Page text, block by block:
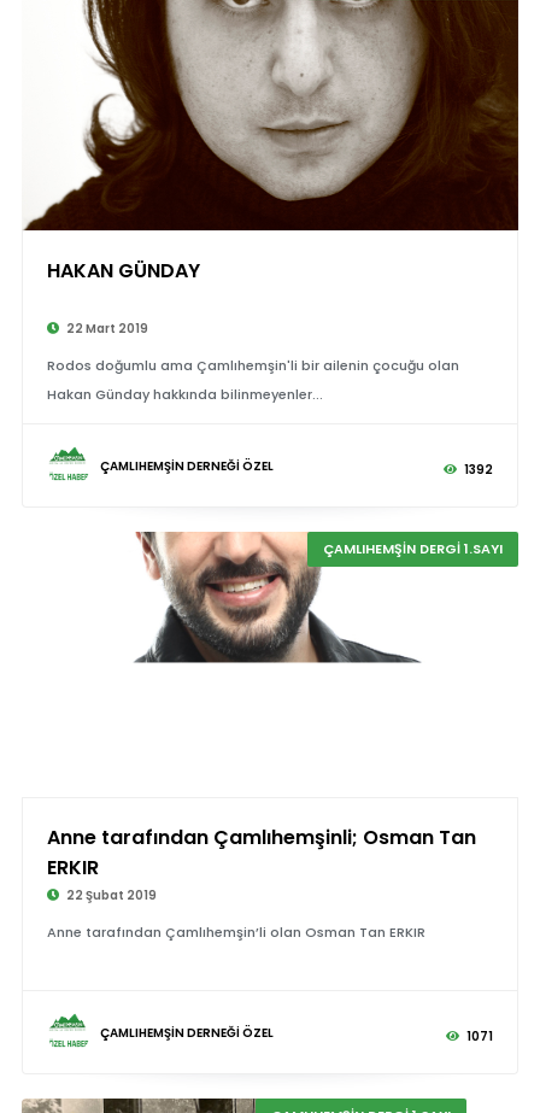
HAKAN GÜNDAY
22 Mart 2019
Rodos doğumlu ama Çamlıhemşin'li bir ailenin çocuğu olan
Hakan Günday hakkında bilinmeyenler...
ÇAMLIHEMŞİN DERNEĞİ ÖZEL 1392
ÇAMLIHEMŞİN DERGİ 1.SAYI
Anne tarafından Çamlıhemşinli; Osman Tan
ERKIR
22 Şubat 2019
Anne tarafından Çamlıhemşin’li olan Osman Tan ERKIR
ÇAMLIHEMŞİN DERNEĞİ ÖZEL 1071